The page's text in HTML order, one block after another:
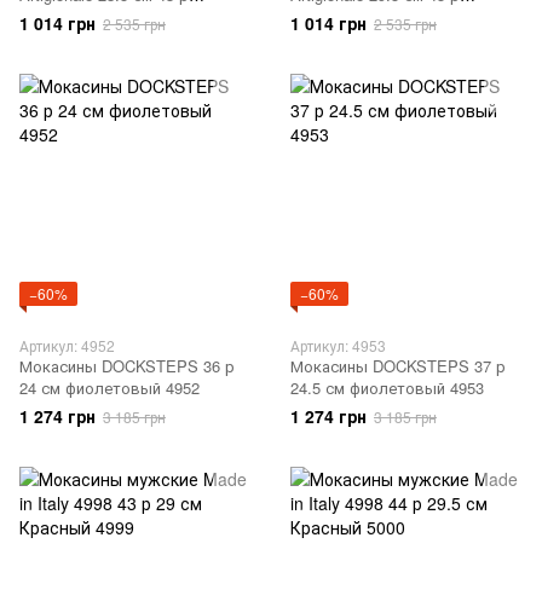
красный 4008
1 014 грн 2 535 грн
красный 4010
1 014 грн 2 535 грн
−60%
Артикул: 4952
Мокасины DOCKSTEPS 36 р
24 см фиолетовый 4952
1 274 грн 3 185 грн
−60%
Артикул: 4953
Мокасины DOCKSTEPS 37 р
24.5 см фиолетовый 4953
1 274 грн 3 185 грн